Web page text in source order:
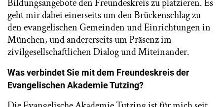
Bildungsangebote den Freundeskreis zu platzieren. Es
geht mir dabei einerseits um den Brückenschlag zu
den evangelischen Gemeinden und Einrichtungen in
München, und andererseits um Präsenz im
zivilgesellschaftlichen Dialog und Miteinander.
Was verbindet Sie mit dem Freundeskreis der
Evangelischen Akademie Tutzing?